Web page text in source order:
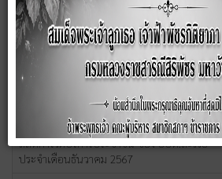
สถิติการให้บริการประชาชน ของ อบต.ละเวี้ย
ประจำเดือนมีนาคม 2568
สถิติการให้บริการประชาชน ของ อบต.ละเวี้ย
ประจำเดือนกุมภาพันธ์ 2568
สถิติการให้บริการประชาชน ของ อบต.ละเวี้ย
ประจำเดือนมกราคม 2568
สถิติการให้บริการประชาชน ของ อบต.ละเวี้ย
ประจำเดือนธันวาคม 2567